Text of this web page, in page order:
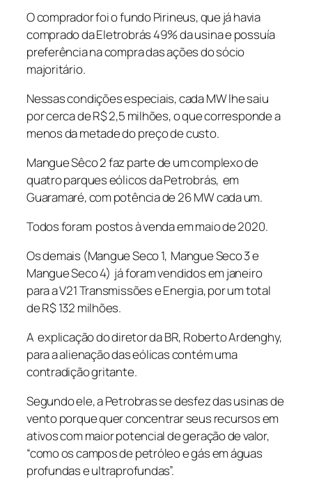
O comprador foi o fundo Pirineus, que já havia
comprado da Eletrobrás 49% da usina e possuía
preferência na compra das ações do sócio
majoritário.
Nessas condições especiais, cada MW lhe saiu
por cerca de R$ 2,5 milhões, o que corresponde a
menos da metade do preço de custo.
Mangue Sêco 2 faz parte de um complexo de
quatro parques eólicos da Petrobrás, em
Guaramaré, com potência de 26 MW cada um.
Todos foram postos à venda em maio de 2020.
Os demais (Mangue Seco 1, Mangue Seco 3 e
Mangue Seco 4) já foram vendidos em janeiro
para a V21 Transmissões e Energia, por um total
de R$ 132 milhões.
A explicação do diretor da BR, Roberto Ardenghy,
para a alienação das eólicas contém uma
contradição gritante.
Segundo ele, a Petrobras se desfez das usinas de
vento porque quer concentrar seus recursos em
ativos com maior potencial de geração de valor,
“como os campos de petróleo e gás em águas
profundas e ultraprofundas”.